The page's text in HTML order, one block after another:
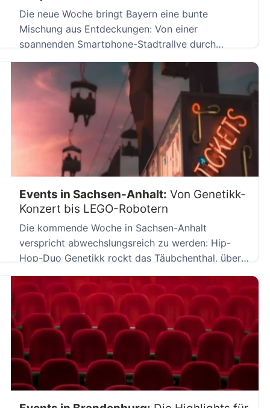
Die neue Woche bringt Bayern eine bunte
Mischung aus Entdeckungen: Von einer
spannenden Smartphone-Stadtrallye durch
München über vielfältige […]
Events in Sachsen-Anhalt: Von Genetikk-
Konzert bis LEGO-Robotern
Die kommende Woche in Sachsen-Anhalt
verspricht abwechslungsreich zu werden: Hip-
Hop-Duo Genetikk rockt das Täubchenthal, über
300 Kinder präsentieren […]